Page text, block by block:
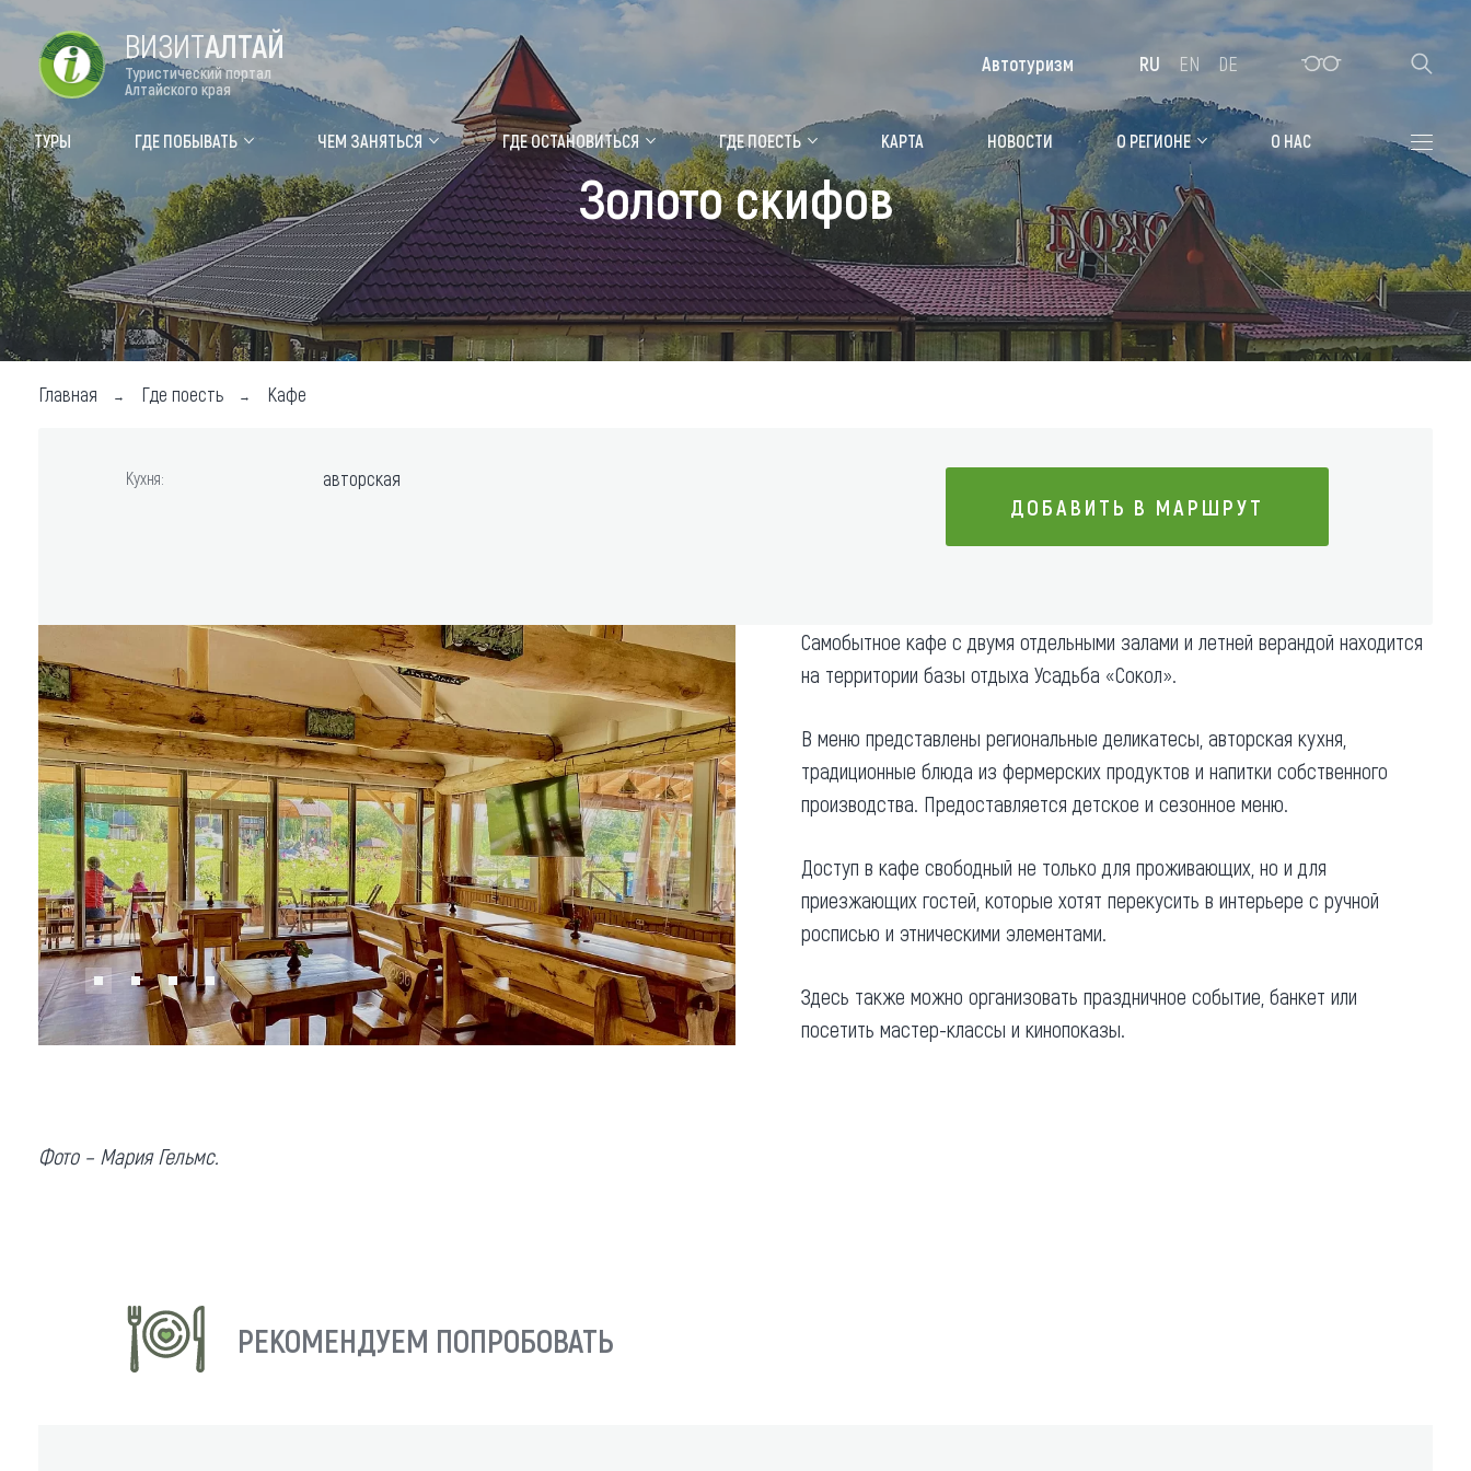
Форум VISIT ALTAI Цветение маральника Медицинский форум Алтайская зимовка
Туры Где побывать
Объекты природы
Объекты истории и культуры
Объекты развлечений
Чем заняться
Календарь событий
Аудиогид
Мой маршрут
Где остановиться
Санатории
Гостиницы, отели
Коттеджи, базы
Придорожные кафе
Люди, прославившие Алтай
Карты и буклеты
Коллекция впечатлений
Фотогалерея
Другие рубрики
О нас
Реестр туроператоров
Алтайского края
Реестр туристических
агентств Алтайского края
Обращения граждан
Противодействие коррупции
ВИЗИТАЛТАЙ
Туристический портал
Алтайского края
ТУРЫ ГДЕ ПОБЫВАТЬ ЧЕМ ЗАНЯТЬСЯ ГДЕ ОСТАНОВИТЬСЯ ГДЕ ПОЕСТЬ КАРТА НОВОСТИ О РЕГИОНЕ О НАС
Автотуризм RU EN DE
Золото скифов
Главная Где поесть Кафе
Кухня: авторская
ДОБАВИТЬ В МАРШРУТ
Самобытное кафе с двумя отдельными залами и летней верандой находится
на территории базы отдыха Усадьба «Сокол».
В меню представлены региональные деликатесы, авторская кухня,
традиционные блюда из фермерских продуктов и напитки собственного
производства. Предоставляется детское и сезонное меню.
Доступ в кафе свободный не только для проживающих, но и для
приезжающих гостей, которые хотят перекусить в интерьере с ручной
росписью и этническими элементами.
Здесь также можно организовать праздничное событие, банкет или
посетить мастер-классы и кинопоказы.
Фото – Мария Гельмс.
РЕКОМЕНДУЕМ ПОПРОБОВАТЬ